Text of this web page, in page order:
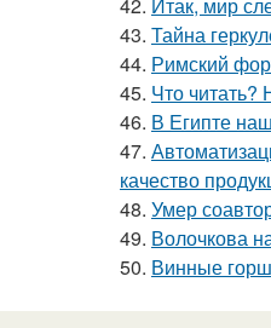
43. Тайна
44. Римский
45. Что читать?
46. В Египте
47.
качество
48. Умер
49. Волочкова
50. Винные